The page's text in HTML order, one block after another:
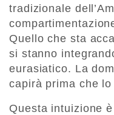
tradizionale
Quello che sta
si stanno
eurasiatico. La
capirà prima che
Questa intuizione